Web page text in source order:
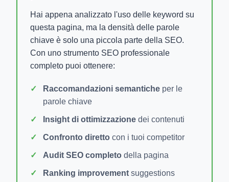
Hai appena analizzato l'uso delle keyword su
questa pagina, ma la densità delle parole
chiave è solo una piccola parte della SEO.
Con uno strumento SEO professionale
completo puoi ottenere:
Raccomandazioni semantiche per le
parole chiave
Insight di ottimizzazione dei contenuti
Confronto diretto con i tuoi competitor
Audit SEO completo della pagina
Ranking improvement suggestions